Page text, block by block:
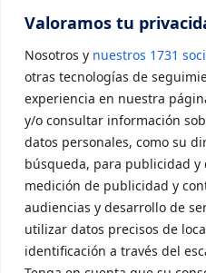
Valoramos tu
Nosotros y nuestros 1731
otras tecnologías de
experiencia en nuestra
y/o consultar información
datos personales, como su
búsqueda, para publicidad y
medición de publicidad y
audiencias y desarrollo de
utilizar datos precisos de
identificación a través del
Asociarse a AVIA
CONTACTO
Contacto
LEGAL
Aviso Legal
Política de privacidad